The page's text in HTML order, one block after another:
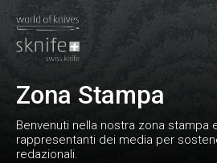
Zona Stampa
Benvenuti nella nostra zona stampa
rappresentanti dei media per
redazionali.